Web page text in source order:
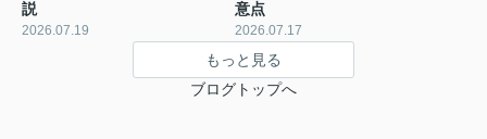
説
2026.07.19
意点
2026.07.17
もっと見る
ブログトップへ